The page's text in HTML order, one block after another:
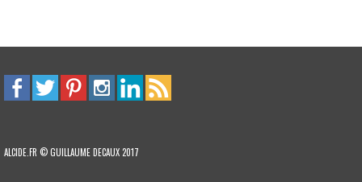
ALCIDE.FR © GUILLAUME DECAUX 2017